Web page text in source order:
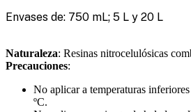
Envases de: 750 mL; 5 L y 20 L
Naturaleza: Resinas nitrocelulósicas
Precauciones:
No aplicar a temperaturas
ºC.